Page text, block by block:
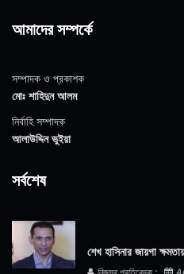
আমাদের সম্পর্কে
সম্পাদক ও প্রকাশক
মোঃ শাহিদুন আলম
নির্বাহি সম্পাদক
আলাউদ্দিন ভুইয়া
সর্বশেষ
শেখ হাসিনার জায়গা